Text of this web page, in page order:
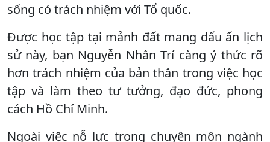
sống có trách nhiệm với Tổ quốc.
Được học tập tại mảnh đất mang dấu ấn lịch
sử này, bạn Nguyễn Nhân Trí càng ý thức rõ
hơn trách nhiệm của bản thân trong việc học
tập và làm theo tư tưởng, đạo đức, phong
cách Hồ Chí Minh.
Ngoài việc nỗ lực trong chuyên môn ngành